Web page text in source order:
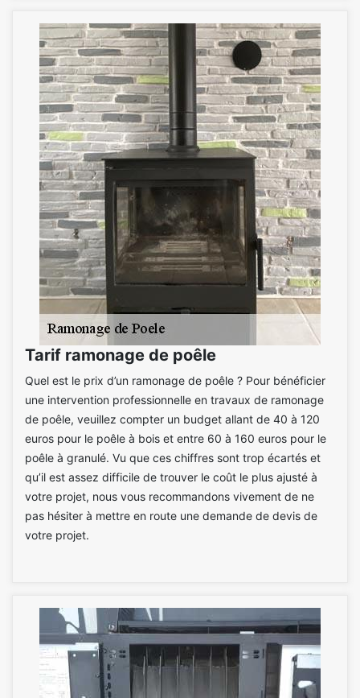
Tarif ramonage de poêle
Quel est le prix d’un ramonage de poêle ? Pour bénéficier
une intervention professionnelle en travaux de ramonage
de poêle, veuillez compter un budget allant de 40 à 120
euros pour le poêle à bois et entre 60 à 160 euros pour le
poêle à granulé. Vu que ces chiffres sont trop écartés et
qu’il est assez difficile de trouver le coût le plus ajusté à
votre projet, nous vous recommandons vivement de ne
pas hésiter à mettre en route une demande de devis de
votre projet.